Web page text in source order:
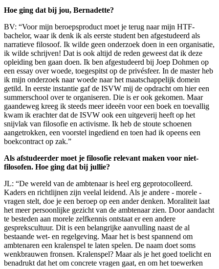
Hoe ging dat bij jou, Bernadette?
BV: “Voor mijn beroepsproduct moet je terug naar mijn HTF-
bachelor, waar ik denk ik als eerste student ben afgestudeerd als
narratieve filosoof. Ik wilde geen onderzoek doen in een organisatie,
ik wilde schrijven! Dat is ook altijd de reden geweest dat ik deze
opleiding ben gaan doen. Ik ben afgestudeerd bij Joep Dohmen op
een essay over woede, toegespitst op de privésfeer. In de master heb
ik mijn onderzoek naar woede naar het maatschappelijk domein
getild. In eerste instantie gaf de ISVW mij de opdracht om hier een
summerschool over te organiseren. Die is er ook gekomen. Maar
gaandeweg kreeg ik steeds meer ideeën voor een boek en toevallig
kwam ik erachter dat de ISVW ook een uitgeverij heeft op het
snijvlak van filosofie en activisme. Ik heb de stoute schoenen
aangetrokken, een voorstel ingediend en toen had ik opeens een
boekcontract op zak.”
Als afstudeerder moet je filosofie relevant maken voor niet-
filosofen. Hoe ging dat bij jullie?
JL: “De wereld van de ambtenaar is heel erg geprotocolleerd.
Kaders en richtlijnen zijn veelal leidend. Als je andere - morele -
vragen stelt, doe je een beroep op een ander denken. Moraliteit laat
het meer persoonlijke gezicht van de ambtenaar zien. Door aandacht
te besteden aan morele zelfkennis ontstaat er een andere
gesprekscultuur. Dit is een belangrijke aanvulling naast de al
bestaande wet- en regelgeving. Maar het is best spannend om
ambtenaren een kralenspel te laten spelen. De naam doet soms
wenkbrauwen fronsen. Kralenspel? Maar als je het goed toelicht en
benadrukt dat het om concrete vragen gaat, en om het toewerken